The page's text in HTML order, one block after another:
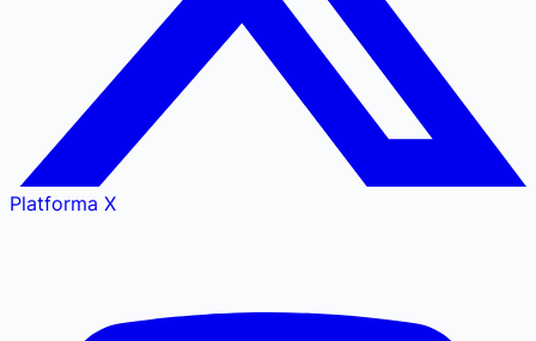
Platforma X